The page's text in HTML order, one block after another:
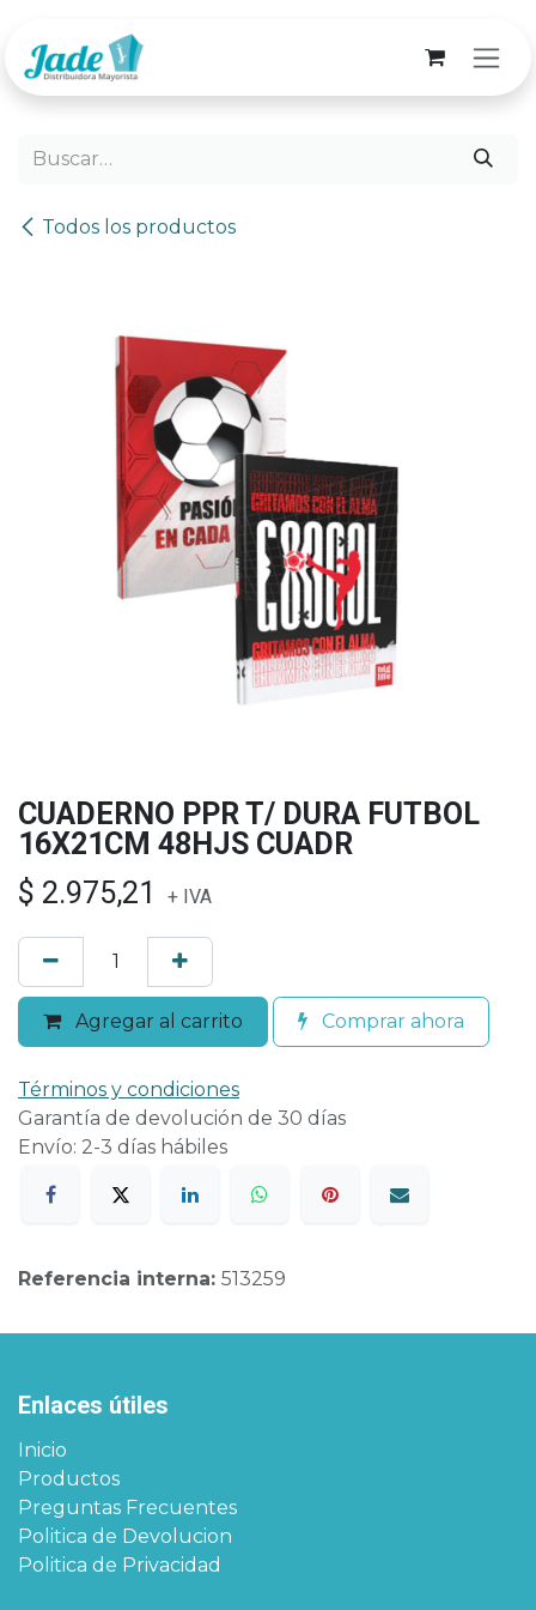
Todos los productos
CUADERNO PPR T/ DURA FUTBOL
16X21CM 48HJS CUADR
$ 2.975,21 + IVA
Agregar al carrito Comprar ahora
Términos y condiciones
Garantía de devolución de 30 días
Envío: 2-3 días hábiles
Referencia interna: 513259
Enlaces útiles
Inicio
Productos
Preguntas Frecuentes
Politica de Devolucion
Politica de Privacidad